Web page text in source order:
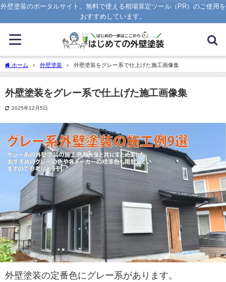
外壁塗装のポータルサイト。無料で使える相場算定ツール（PR）のご使用を
おすすめしています。
ホーム 外壁塗装 外壁塗装をグレー系で仕上げた施工画像集
外壁塗装をグレー系で仕上げた施工画像集
2025年12月5日
外壁塗装の定番色にグレー系があります。